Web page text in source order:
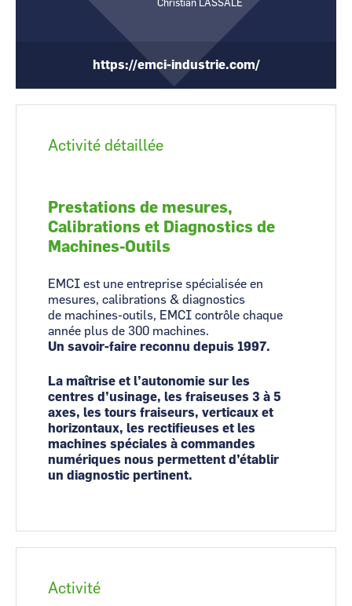
Pays de la Loire
CCI Business
Pays de la Loire
Christian LASSALE
https://emci-industrie.com/
Activité détaillée
Prestations de mesures,
Calibrations et Diagnostics de
Machines-Outils
EMCI est une entreprise spécialisée en
mesures, calibrations & diagnostics
de machines-outils, EMCI contrôle chaque
année plus de 300 machines.
Un savoir-faire reconnu depuis 1997.
La maîtrise et l’autonomie sur les
centres d’usinage, les fraiseuses 3 à 5
axes, les tours fraiseurs, verticaux et
horizontaux, les rectifieuses et les
machines spéciales à commandes
numériques nous permettent d’établir
un diagnostic pertinent.
Activité